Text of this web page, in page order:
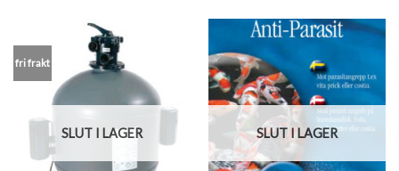
fri frakt
SLUT I LAGER SLUT I LAGER